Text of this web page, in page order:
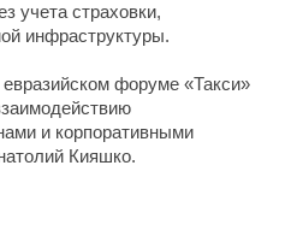
учета страховки,
инфраструктуры.
форуме «Такси»
и корпоративными
Кияшко.